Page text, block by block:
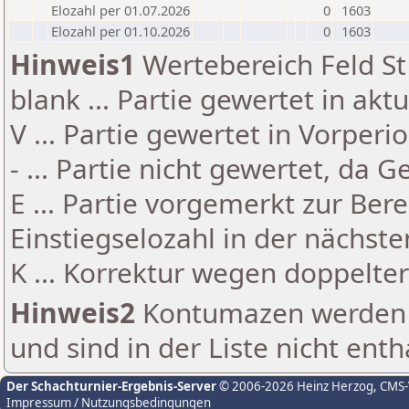
Elozahl per 01.07.2026
0
1603
Elozahl per 01.10.2026
0 1603
Hinweis1 Wertebereich Feld
blank ... Partie gewertet in
V ... Partie gewertet in
- ... Partie nicht gewertet, da
E ... Partie vorgemerkt zur
Einstiegselozahl in der
K ... Korrektur wegen
Hinweis2 Kontumazen
und sind in der Liste nicht
Der Schachturnier-Ergebnis-Server© 2006-2026 Heinz Herzog,
Impressum / Nutzungsbedingungen